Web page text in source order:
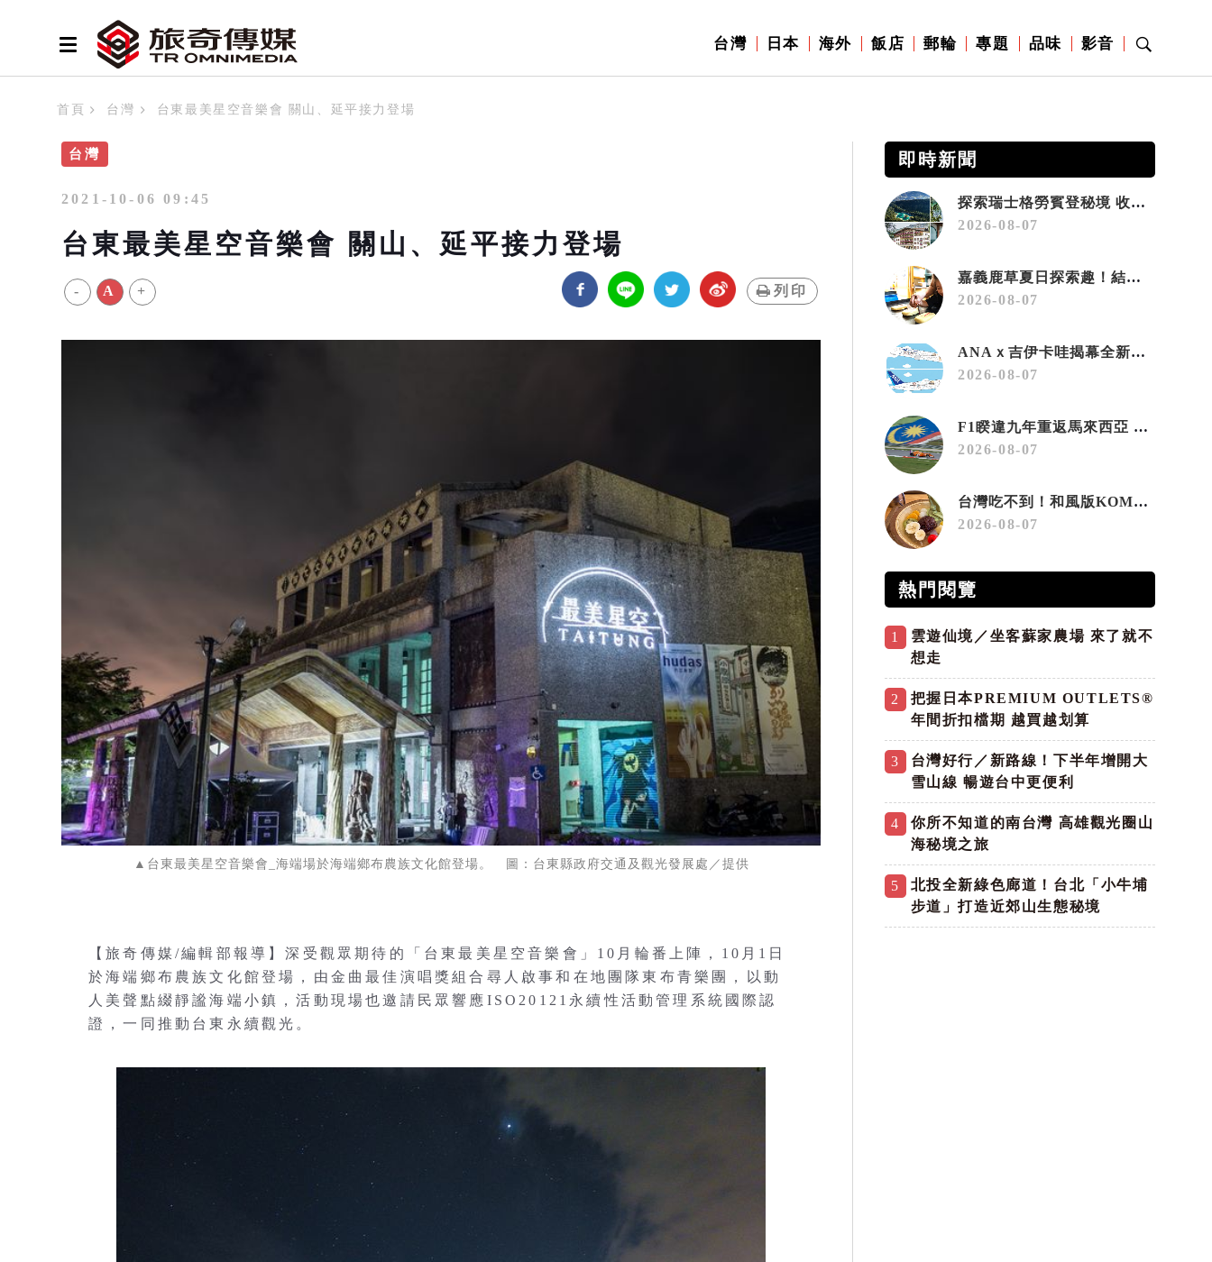
台灣 日本 海外 飯店 郵輪 專題 品味 影音
首頁 台灣 台東最美星空音樂會 關山、延平接力登場
台灣
2021-10-06 09:45
台東最美星空音樂會 關山、延平接力登場
- A + 列印
▲台東最美星空音樂會_海端場於海端鄉布農族文化館登場。 圖：台東縣政府交通及觀光發展處／提供
【旅奇傳媒/編輯部報導】深受觀眾期待的「台東最美星空音樂會」10月輪番上陣，10月1日
於海端鄉布農族文化館登場，由金曲最佳演唱獎組合尋人啟事和在地團隊東布青樂團，以動
人美聲點綴靜謐海端小鎮，活動現場也邀請民眾響應ISO20121永續性活動管理系統國際認
證，一同推動台東永續觀光。
即時新聞
探索瑞士格勞賓登秘境 收藏六種阿爾卑斯夏日療癒之旅
2026-08-07
嘉義鹿草夏日探索趣！結合科學、農場與自然的親子小旅行
2026-08-07
ANAｘ吉伊卡哇揭幕全新彩繪機「Chiikawa JET」
2026-08-07
F1睽違九年重返馬來西亞 三大國際賽事打造10月運動旅遊熱潮 賽車、自行車、路跑同週登場
2026-08-07
台灣吃不到！和風版KOMEDA咖啡讓你吃遍名古屋在地美食
2026-08-07
熱門閱覽
1
雲遊仙境／坐客蘇家農場 來了就不
想走
2
把握日本PREMIUM OUTLETS®
年間折扣檔期 越買越划算
3
台灣好行／新路線！下半年增開大
雪山線 暢遊台中更便利
4
你所不知道的南台灣 高雄觀光圈山
海秘境之旅
5
北投全新綠色廊道！台北「小牛埔
步道」打造近郊山生態秘境